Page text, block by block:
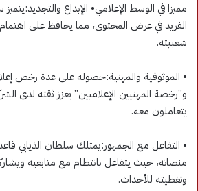
مميزا في الوسط الإعلامي• الإبداع
الفريد في عرض المحتوى، مما يحافظ على
شعبيته.
• الموثوقية والمهنية:حصوله على عدة رخص
و”رخصة المهنيين الإعلاميين” يعزز ثقته لدى
يتعاملون معه.
• التفاعل مع الجمهور:يمتلك سلطان الذيابي
منصاته، حيث يتفاعل بانتظام مع متابعيه
وتغطيته للأحداث.